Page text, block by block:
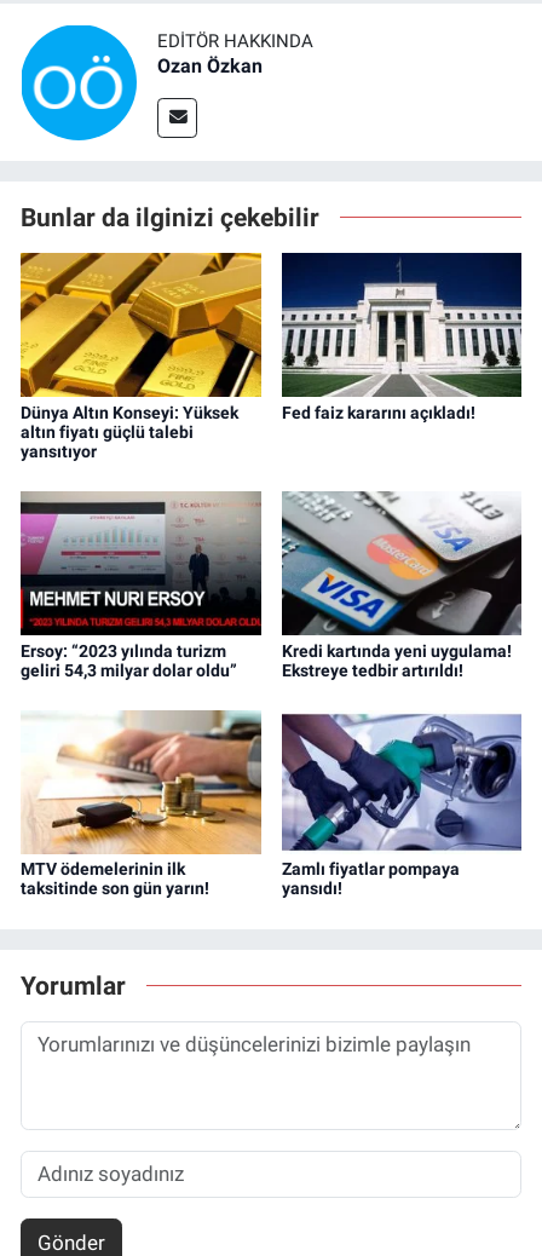
EDITÖR HAKKINDA
Ozan Özkan
Bunlar da ilginizi çekebilir
Dünya Altın Konseyi: Yüksek
altın fiyatı güçlü talebi
yansıtıyor
Fed faiz kararını açıkladı!
Ersoy: “2023 yılında turizm
geliri 54,3 milyar dolar oldu”
Kredi kartında yeni uygulama!
Ekstreye tedbir artırıldı!
MTV ödemelerinin ilk
taksitinde son gün yarın!
Zamlı fiyatlar pompaya
yansıdı!
Yorumlar
Gönder